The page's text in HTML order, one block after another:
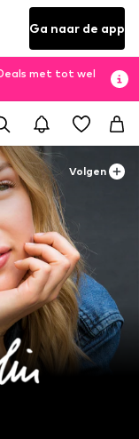
Ga naar de app
met tot wel
Volgen